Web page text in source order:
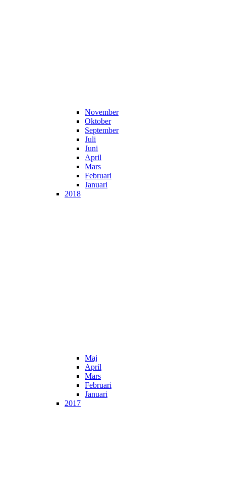
November
Oktober
September
Juli
Juni
April
Mars
Februari
Januari
2018
Maj
April
Mars
Februari
Januari
2017